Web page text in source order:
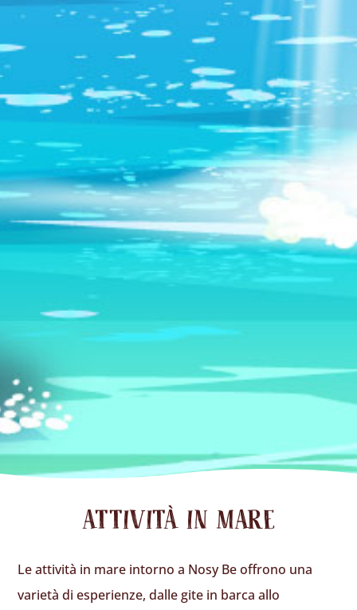
ATTIVITÀ IN MARE
Le attività in mare intorno a Nosy Be offrono una
varietà di esperienze, dalle gite in barca allo